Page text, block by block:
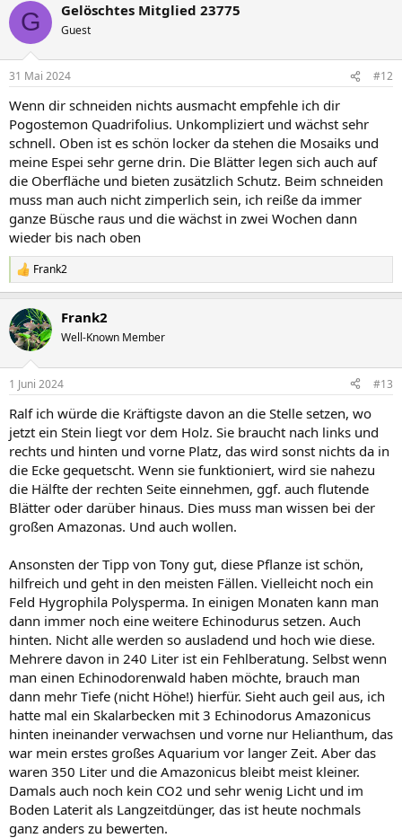
k
i
e
:
G Gelöschtes Mitglied 23775
Guest
31 Mai 2024 #12
Wenn dir schneiden nichts ausmacht empfehle ich dir
Pogostemon Quadrifolius. Unkompliziert und wächst sehr
schnell. Oben ist es schön locker da stehen die Mosaiks und
meine Espei sehr gerne drin. Die Blätter legen sich auch auf
die Oberfläche und bieten zusätzlich Schutz. Beim schneiden
muss man auch nicht zimperlich sein, ich reiße da immer
ganze Büsche raus und die wächst in zwei Wochen dann
wieder bis nach oben
R
e
k
t
i
e
:
Frank2
Frank2
Well-Known Member
1 Juni 2024 #13
Ralf ich würde die Kräftigste davon an die Stelle setzen, wo
jetzt ein Stein liegt vor dem Holz. Sie braucht nach links und
rechts und hinten und vorne Platz, das wird sonst nichts da in
die Ecke gequetscht. Wenn sie funktioniert, wird sie nahezu
die Hälfte der rechten Seite einnehmen, ggf. auch flutende
Blätter oder darüber hinaus. Dies muss man wissen bei der
großen Amazonas. Und auch wollen.
Ansonsten der Tipp von Tony gut, diese Pflanze ist schön,
hilfreich und geht in den meisten Fällen. Vielleicht noch ein
Feld Hygrophila Polysperma. In einigen Monaten kann man
dann immer noch eine weitere Echinodurus setzen. Auch
hinten. Nicht alle werden so ausladend und hoch wie diese.
Mehrere davon in 240 Liter ist ein Fehlberatung. Selbst wenn
man einen Echinodorenwald haben möchte, brauch man
dann mehr Tiefe (nicht Höhe!) hierfür. Sieht auch geil aus, ich
hatte mal ein Skalarbecken mit 3 Echinodorus Amazonicus
hinten ineinander verwachsen und vorne nur Helianthum, das
war mein erstes großes Aquarium vor langer Zeit. Aber das
waren 350 Liter und die Amazonicus bleibt meist kleiner.
Damals auch noch kein CO2 und sehr wenig Licht und im
Boden Laterit als Langzeitdünger, das ist heute nochmals
ganz anders zu bewerten.